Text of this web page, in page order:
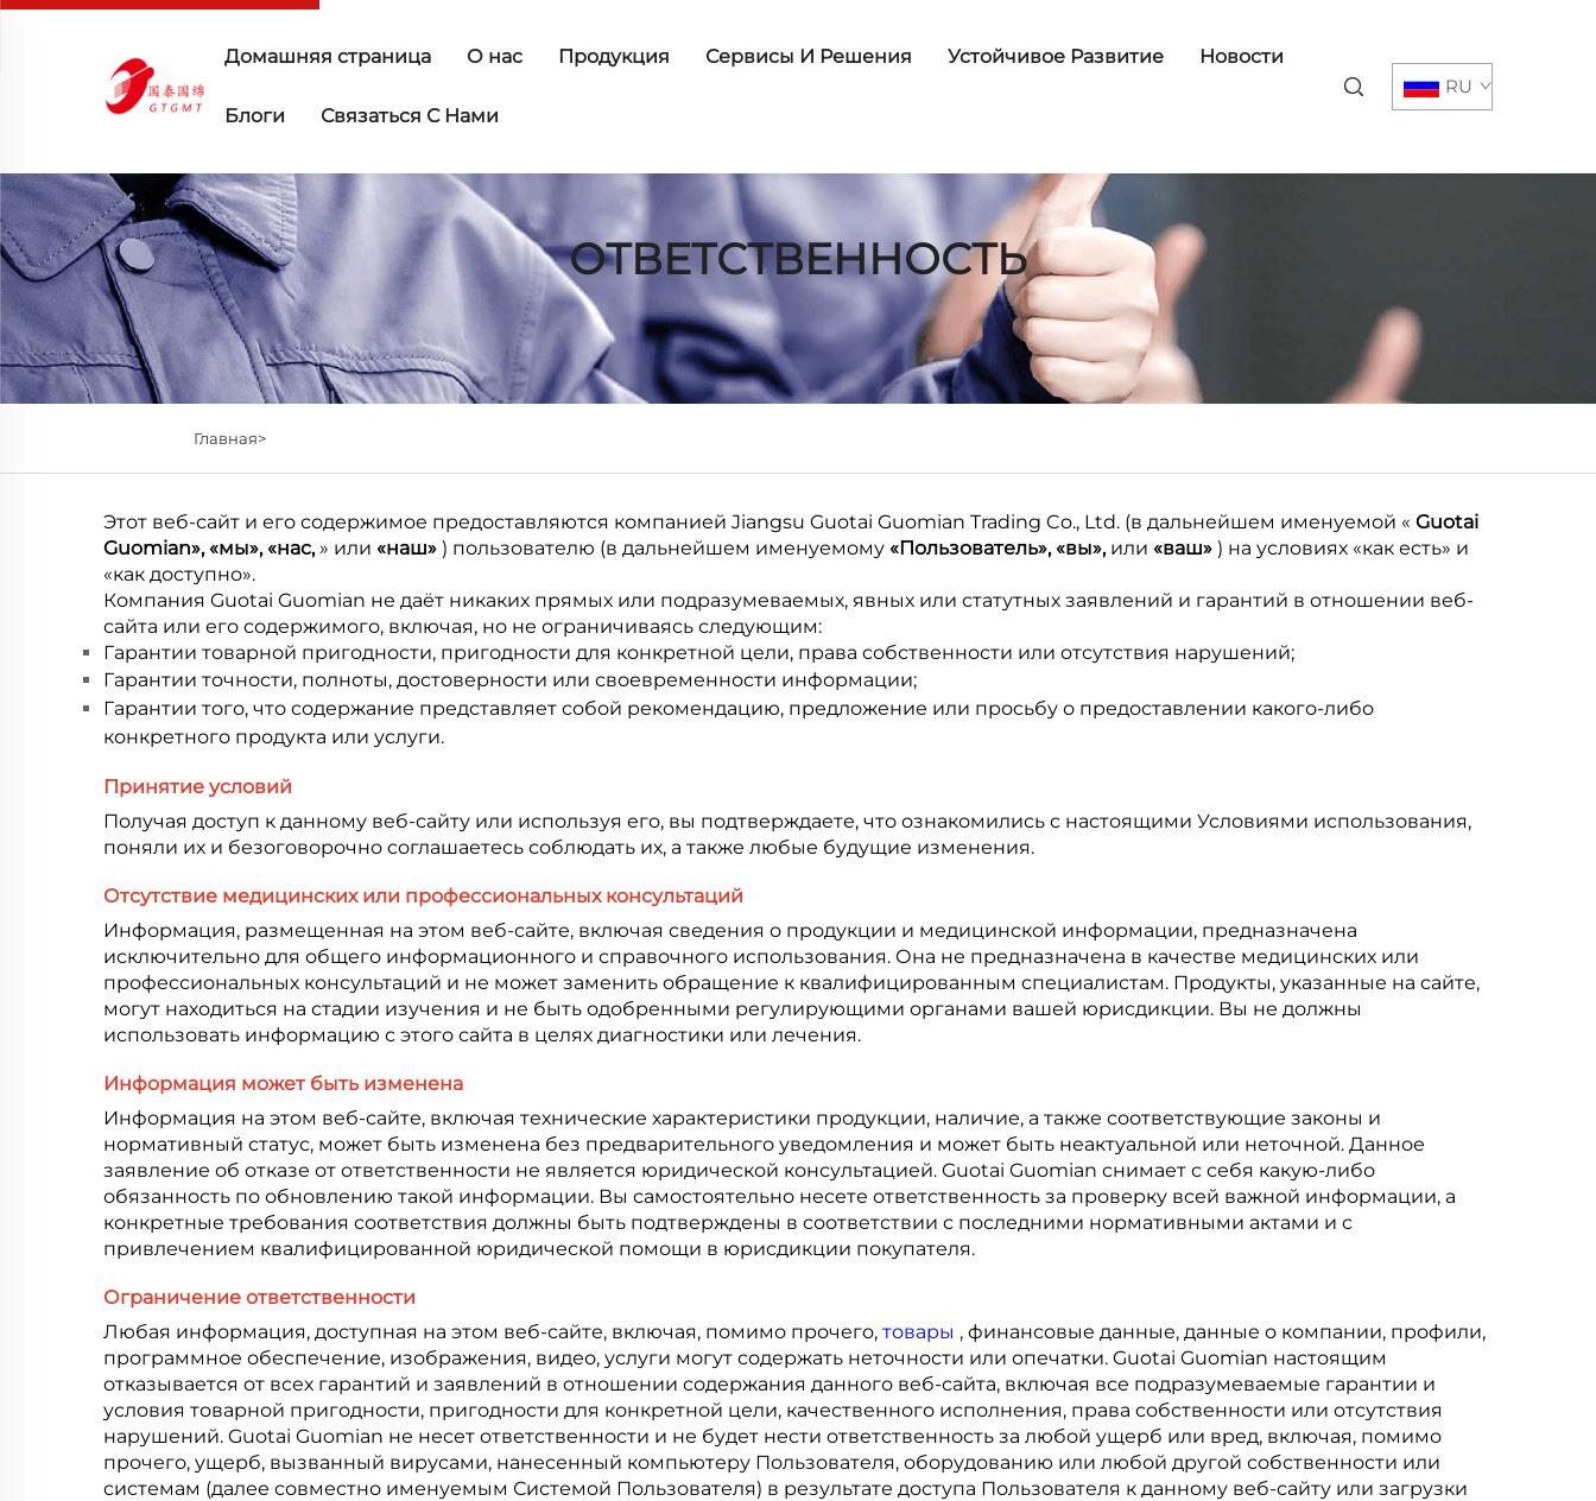
Домашняя страница О нас Продукция Сервисы И Решения Устойчивое Развитие Новости
Блоги Связаться С Нами
RU
ОТВЕТСТВЕННОСТЬ
Главная>
Этот веб-сайт и его содержимое предоставляются компанией Jiangsu Guotai Guomian Trading Co., Ltd. (в дальнейшем именуемой « Guotai
Guomian», «мы», «нас,» или «наш» ) пользователю (в дальнейшем именуемому «Пользователь», «вы», или «ваш» ) на условиях «как есть» и
«как доступно».
Компания Guotai Guomian не даёт никаких прямых или подразумеваемых, явных или статутных заявлений и гарантий в отношении веб-
сайта или его содержимого, включая, но не ограничиваясь следующим:
Гарантии товарной пригодности, пригодности для конкретной цели, права собственности или отсутствия нарушений;
Гарантии точности, полноты, достоверности или своевременности информации;
Гарантии того, что содержание представляет собой рекомендацию, предложение или просьбу о предоставлении какого-либо
конкретного продукта или услуги.
Принятие условий
Получая доступ к данному веб-сайту или используя его, вы подтверждаете, что ознакомились с настоящими Условиями использования,
поняли их и безоговорочно соглашаетесь соблюдать их, а также любые будущие изменения.
Отсутствие медицинских или профессиональных консультаций
Информация, размещенная на этом веб-сайте, включая сведения о продукции и медицинской информации, предназначена
исключительно для общего информационного и справочного использования. Она не предназначена в качестве медицинских или
профессиональных консультаций и не может заменить обращение к квалифицированным специалистам. Продукты, указанные на сайте,
могут находиться на стадии изучения и не быть одобренными регулирующими органами вашей юрисдикции. Вы не должны
использовать информацию с этого сайта в целях диагностики или лечения.
Информация может быть изменена
Информация на этом веб-сайте, включая технические характеристики продукции, наличие, а также соответствующие законы и
нормативный статус, может быть изменена без предварительного уведомления и может быть неактуальной или неточной. Данное
заявление об отказе от ответственности не является юридической консультацией. Guotai Guomian снимает с себя какую-либо
обязанность по обновлению такой информации. Вы самостоятельно несете ответственность за проверку всей важной информации, а
конкретные требования соответствия должны быть подтверждены в соответствии с последними нормативными актами и с
привлечением квалифицированной юридической помощи в юрисдикции покупателя.
Ограничение ответственности
Любая информация, доступная на этом веб-сайте, включая, помимо прочего, товары , финансовые данные, данные о компании, профили,
программное обеспечение, изображения, видео, услуги могут содержать неточности или опечатки. Guotai Guomian настоящим
отказывается от всех гарантий и заявлений в отношении содержания данного веб-сайта, включая все подразумеваемые гарантии и
условия товарной пригодности, пригодности для конкретной цели, качественного исполнения, права собственности или отсутствия
нарушений. Guotai Guomian не несет ответственности и не будет нести ответственность за любой ущерб или вред, включая, помимо
прочего, ущерб, вызванный вирусами, нанесенный компьютеру Пользователя, оборудованию или любой другой собственности или
системам (далее совместно именуемым Системой Пользователя) в результате доступа Пользователя к данному веб-сайту или загрузки